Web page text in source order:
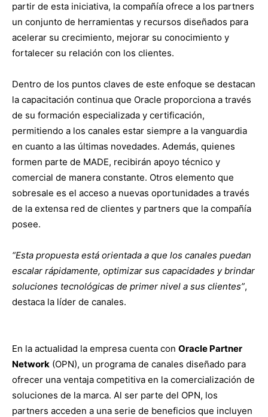
partir de esta iniciativa, la compañía ofrece a los partners
un conjunto de herramientas y recursos diseñados para
acelerar su crecimiento, mejorar su conocimiento y
fortalecer su relación con los clientes.
Dentro de los puntos claves de este enfoque se destacan
la capacitación continua que Oracle proporciona a través
de su formación especializada y certificación,
permitiendo a los canales estar siempre a la vanguardia
en cuanto a las últimas novedades. Además, quienes
formen parte de MADE, recibirán apoyo técnico y
comercial de manera constante. Otros elemento que
sobresale es el acceso a nuevas oportunidades a través
de la extensa red de clientes y partners que la compañía
posee.
“Esta propuesta está orientada a que los canales puedan
escalar rápidamente, optimizar sus capacidades y brindar
soluciones tecnológicas de primer nivel a sus clientes”,
destaca la líder de canales.
En la actualidad la empresa cuenta con Oracle Partner
Network (OPN), un programa de canales diseñado para
ofrecer una ventaja competitiva en la comercialización de
soluciones de la marca. Al ser parte del OPN, los
partners acceden a una serie de beneficios que incluyen